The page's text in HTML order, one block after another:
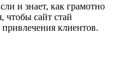
и знает, как грамотно
чтобы сайт стай
клиентов.